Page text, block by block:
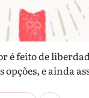
é feito de
opções, e ainda